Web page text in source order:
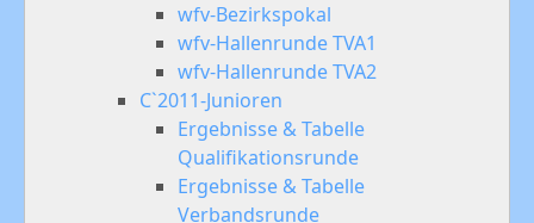
wfv-Bezirkspokal
wfv-Hallenrunde TVA1
wfv-Hallenrunde TVA2
C`2011-Junioren
Ergebnisse & Tabelle
Qualifikationsrunde
Ergebnisse & Tabelle
Verbandsrunde